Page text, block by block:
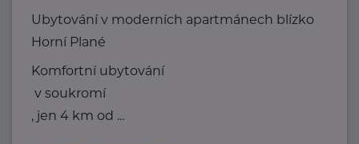
Ubytování v moderních apartmánech blízko
Horní Plané
Komfortní ubytování
v soukromí
, jen 4 km od ...